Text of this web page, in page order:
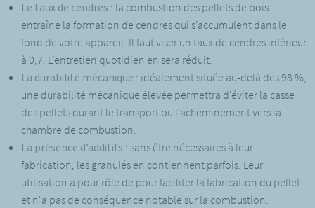
Le taux de cendres : la combustion des pellets de bois
entraîne la formation de cendres qui s’accumulent dans le
fond de votre appareil. Il faut viser un taux de cendres inférieur
à 0,7. L’entretien quotidien en sera réduit.
La durabilité mécanique : idéalement située au-delà des 98 %,
une durabilité mécanique élevée permettra d’éviter la casse
des pellets durant le transport ou l’acheminement vers la
chambre de combustion.
La présence d’additifs : sans être nécessaires à leur
fabrication, les granulés en contiennent parfois. Leur
utilisation a pour rôle de pour faciliter la fabrication du pellet
et n'a pas de conséquence notable sur la combustion.